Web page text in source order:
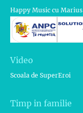
Happy Music cu Marius
Video
Scoala de SuperEroi
Timp in familie